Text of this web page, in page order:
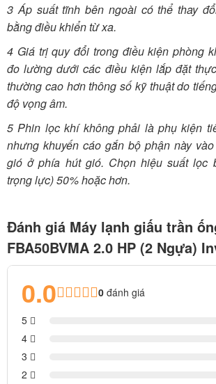
3 Áp suất tĩnh bên ngoài có thể thay
bằng điều khiển từ xa.
4 Giá trị quy đổi trong điều kiện phòng
đo lường dưới các điều kiện lắp đặt
thường cao hơn thông số kỹ thuật do
độ vọng âm.
5 Phin lọc khí không phải là phụ kiện
nhưng khuyến cáo gắn bộ phận này
gió ở phía hút gió. Chọn hiệu suất lọc
trọng lực) 50% hoặc hơn.
Đánh giá Máy lạnh giấu trần
FBA50BVMA 2.0 HP (2 Ngựa)
0.0 0 đánh giá
5
4
3
2